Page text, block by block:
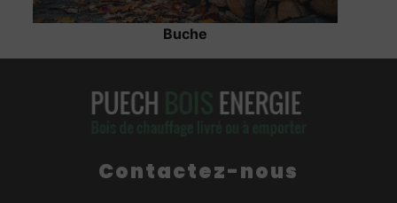
Buche
Contactez-nous